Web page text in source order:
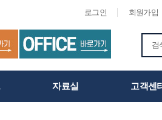
로그인 회원가입
자료실 고객센